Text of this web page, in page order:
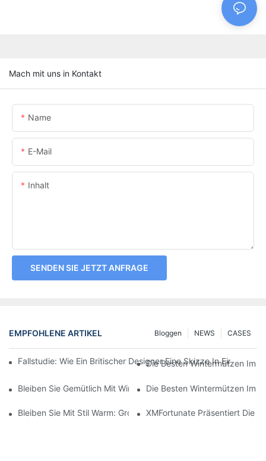
Mach mit uns in Kontakt
Name
E-Mail
Inhalt
SENDEN SIE JETZT ANFRAGE
EMPFOHLENE ARTIKEL CASES
NEWS
Bloggen
Fallstudie: Wie Ein Britischer Designer Eine Skizze In Einen
Die Besten Wintermützen Im
Bleiben Sie Gemütlich Mit Wintermützen: Kaufen Sie Noch
Die Besten Wintermützen Im
Bleiben Sie Mit Stil Warm: Großhandelsangebote Für
XMFortunate Präsentiert Die